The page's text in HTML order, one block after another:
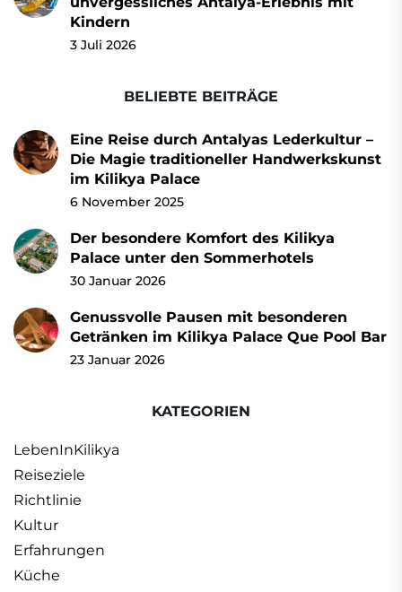
Kindern
3 Juli 2026
BELIEBTE BEITRÄGE
Eine Reise durch Antalyas Lederkultur –
Die Magie traditioneller Handwerkskunst
im Kilikya Palace
6 November 2025
Der besondere Komfort des Kilikya
Palace unter den Sommerhotels
30 Januar 2026
Genussvolle Pausen mit besonderen
Getränken im Kilikya Palace Que Pool Bar
23 Januar 2026
KATEGORIEN
LebenInKilikya
Reiseziele
Richtlinie
Kultur
Erfahrungen
Küche